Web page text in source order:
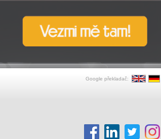
Google překladač: